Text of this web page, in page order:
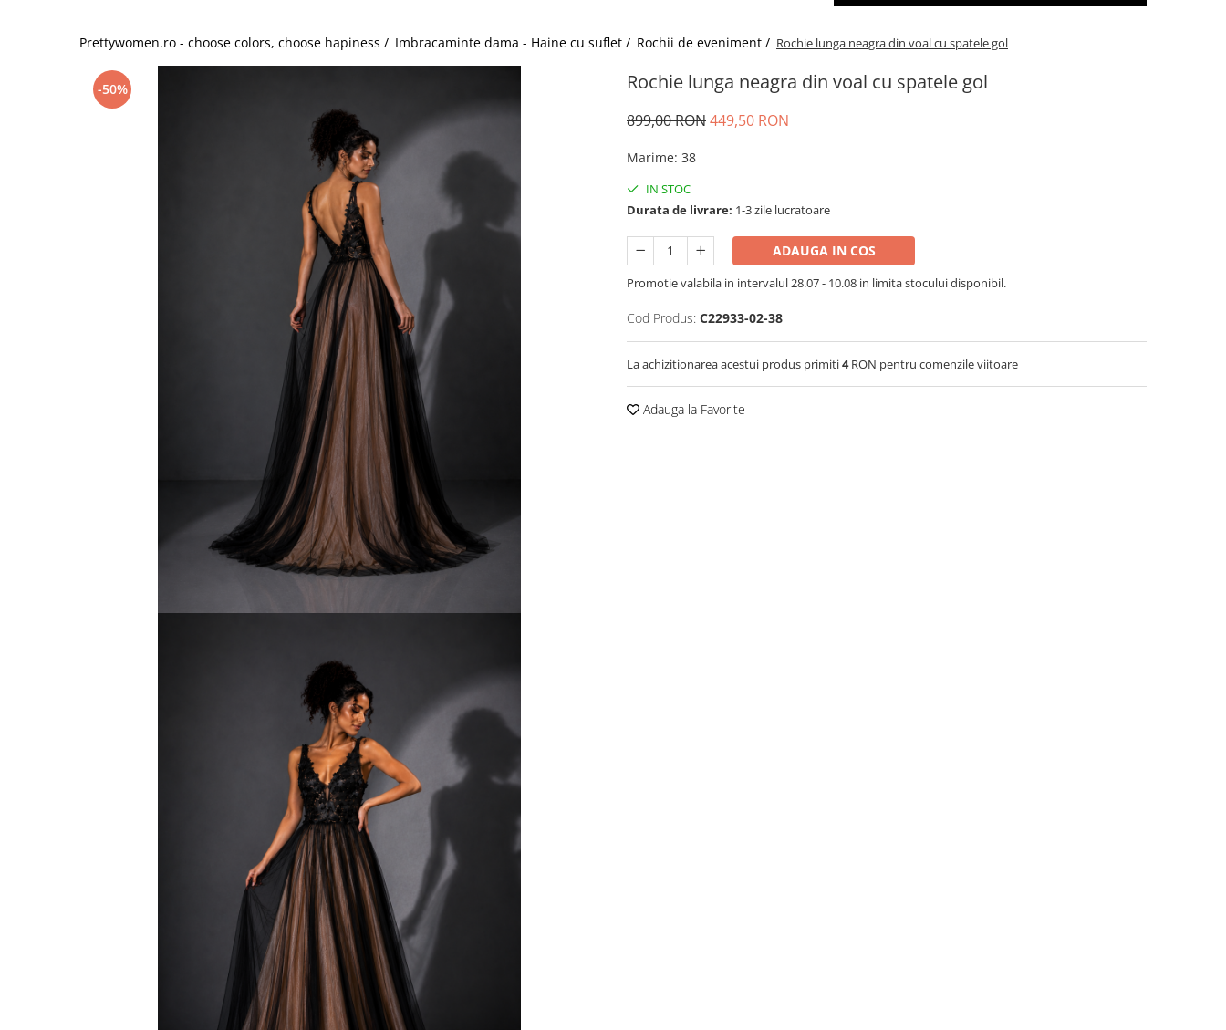
Prettywomen.ro - choose colors, choose hapiness / Imbracaminte dama - Haine cu suflet / Rochii de eveniment / Rochie lunga neagra din voal cu spatele gol
-50% Rochie lunga neagra din voal cu spatele gol
899,00 RON449,50 RON
Marime: 38
IN STOC
Durata de livrare: 1-3 zile lucratoare
ADAUGA IN COS
Promotie valabila in intervalul 28.07 - 10.08 in limita stocului disponibil.
Cod Produs: C22933-02-38
La achizitionarea acestui produs primiti4RON pentru comenzile viitoare
Adauga la Favorite